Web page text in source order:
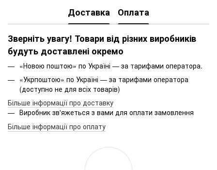
Доставка Оплата
Зверніть увагу! Товари від різних виробників
будуть доставлені окремо
«Новою поштою» по Україні — за тарифами оператора.
«Укрпоштою» по Україні — за тарифами оператора
(доступно не для всіх товарів)
Більше інформації про доставку
Виробник зв'яжеться з вами для оплати замовлення
Більше інформації про оплату